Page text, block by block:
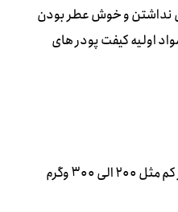
نداشتن و خوش عطر بودن
اولیه کیفت پودر های
وگرم